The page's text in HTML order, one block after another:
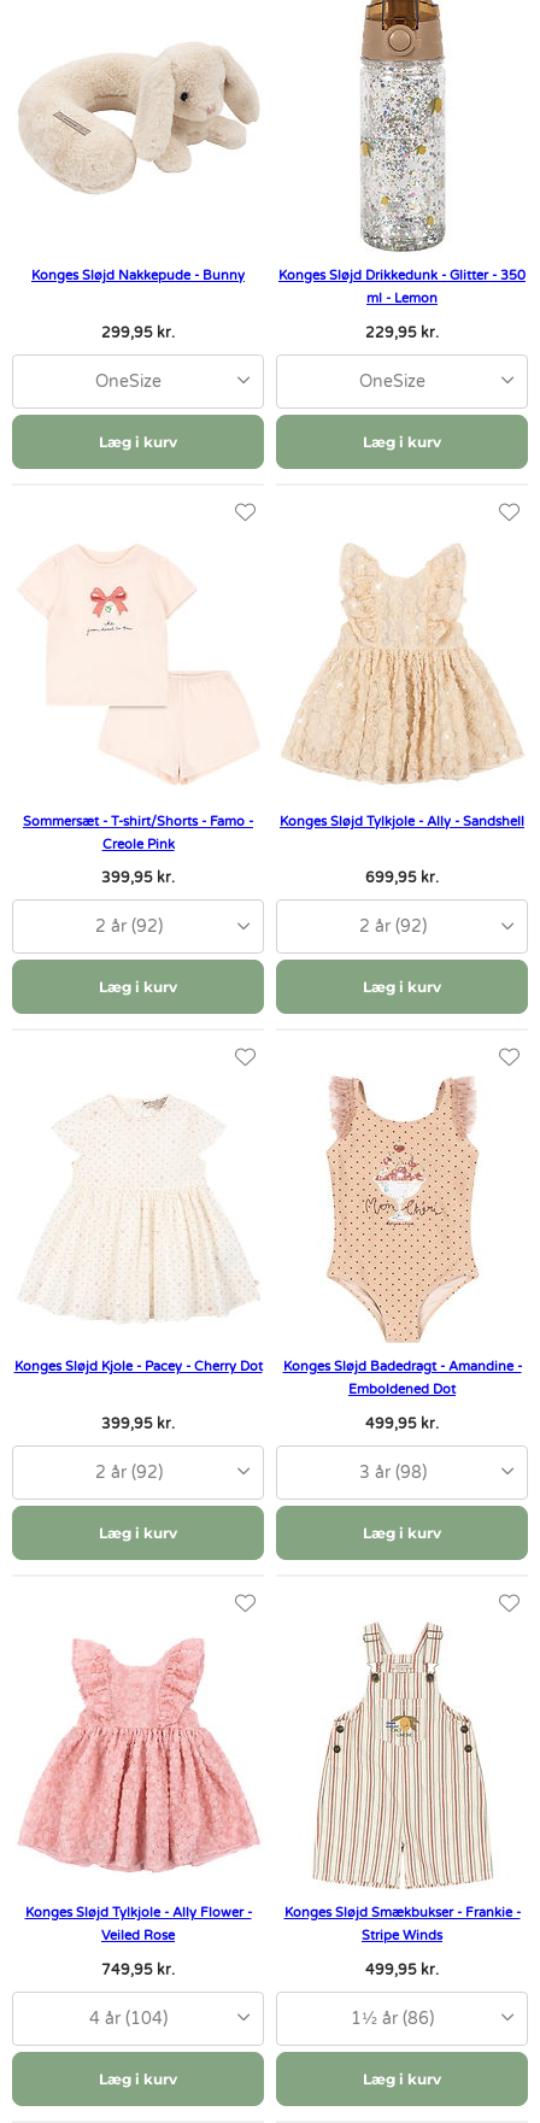
Konges Sløjd Nakkepude - Bunny
299,95 kr.
OneSize
Læg i kurv
Konges Sløjd Drikkedunk - Glitter - 350
ml - Lemon
229,95 kr.
OneSize
Læg i kurv
Sommersæt - T-shirt/Shorts - Famo -
Creole Pink
399,95 kr.
2 år (92)
Læg i kurv
Konges Sløjd Tylkjole - Ally - Sandshell
699,95 kr.
2 år (92)
Læg i kurv
Konges Sløjd Kjole - Pacey - Cherry Dot
399,95 kr.
2 år (92)
Læg i kurv
Konges Sløjd Badedragt - Amandine -
Emboldened Dot
499,95 kr.
3 år (98)
Læg i kurv
Konges Sløjd Tylkjole - Ally Flower -
Veiled Rose
749,95 kr.
4 år (104)
Læg i kurv
Konges Sløjd Smækbukser - Frankie -
Stripe Winds
499,95 kr.
1½ år (86)
Læg i kurv